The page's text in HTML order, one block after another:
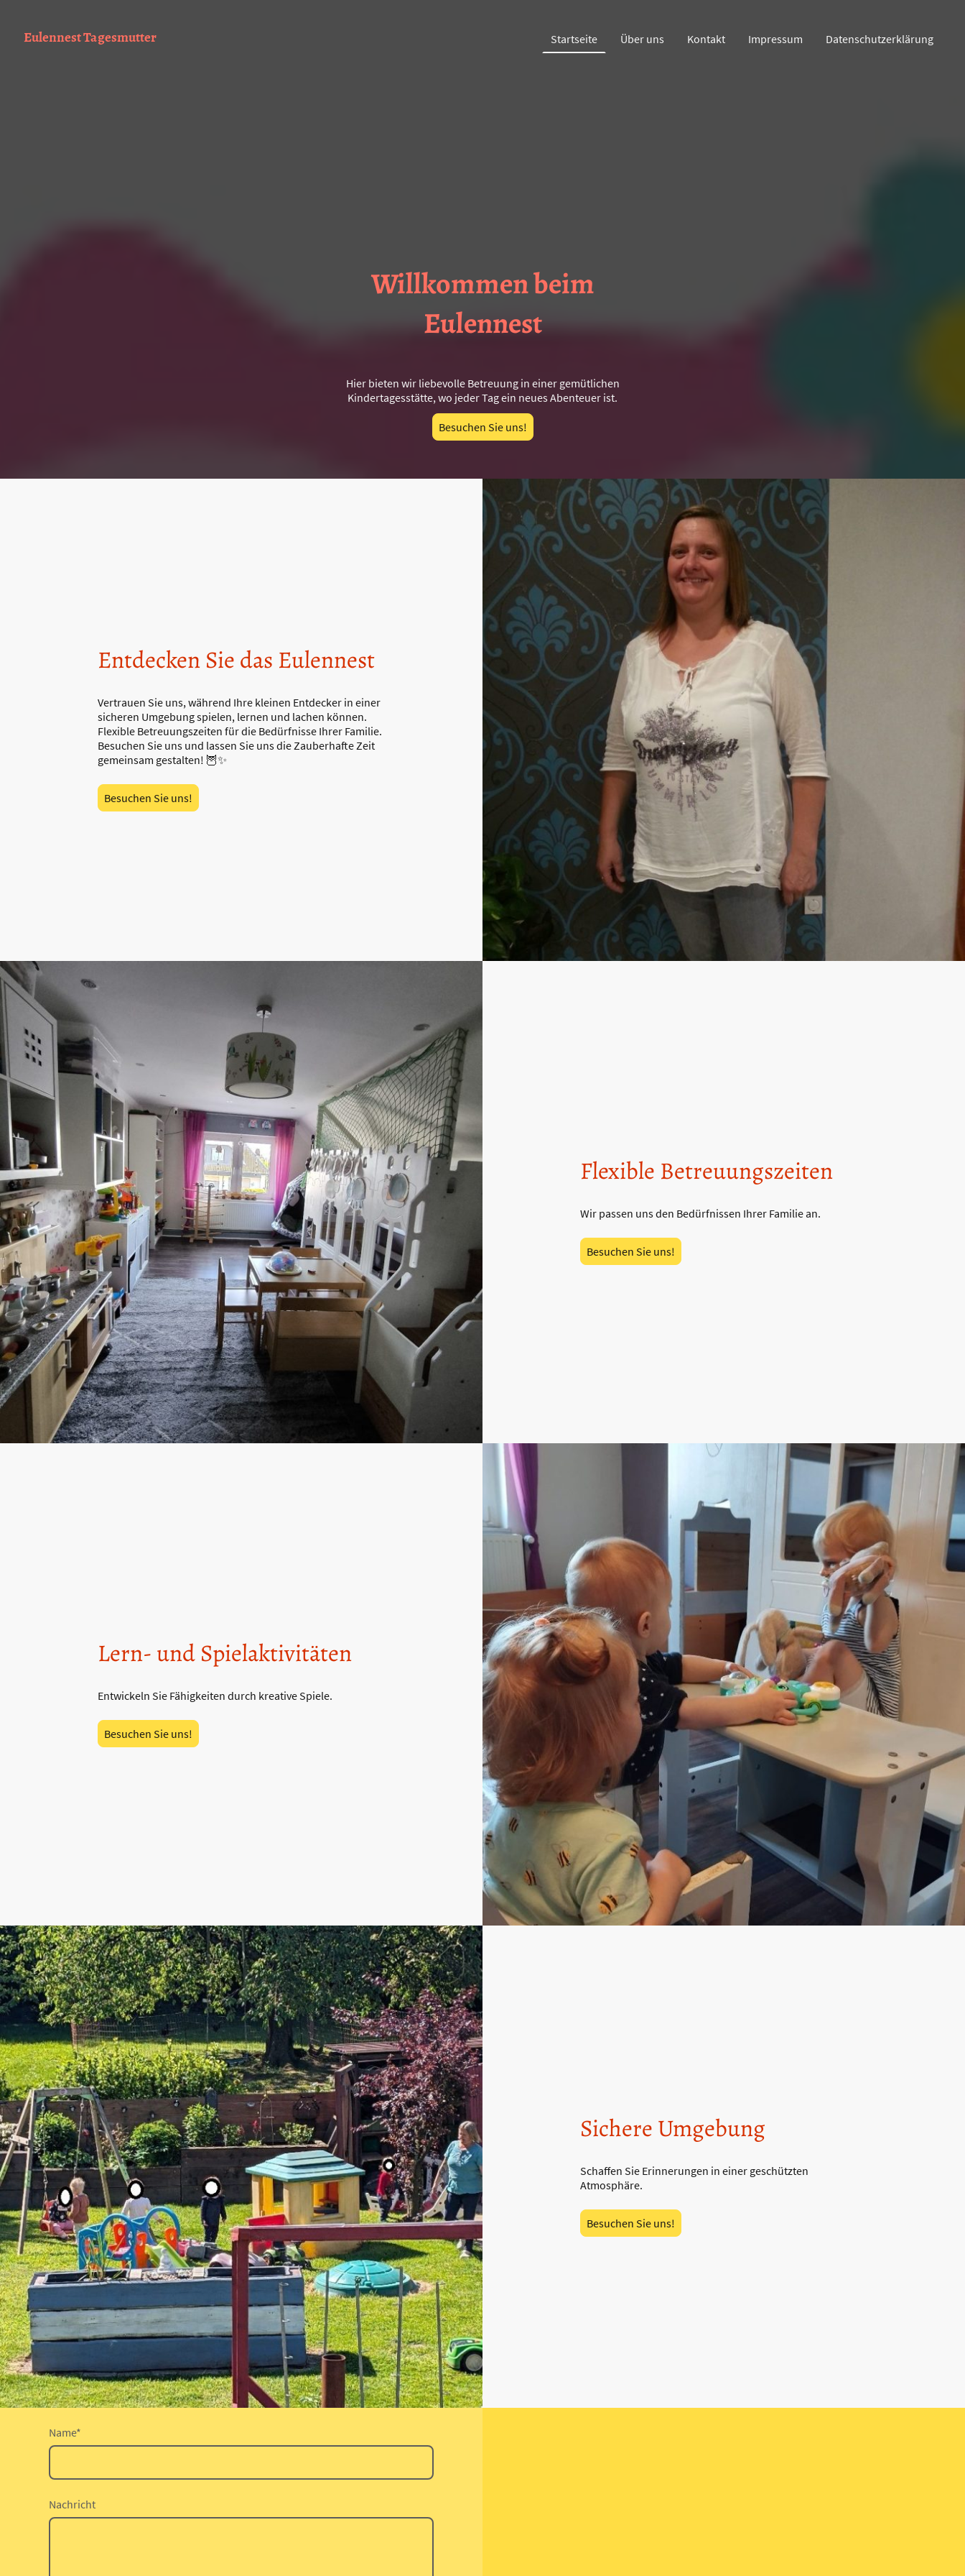
Eulennest Tagesmutter Startseite Über uns Kontakt Impressum Datenschutzerklärung
Willkommen beim
Eulennest
Hier bieten wir liebevolle Betreuung in einer gemütlichen
Kindertagesstätte, wo jeder Tag ein neues Abenteuer ist.
Besuchen Sie uns!
Entdecken Sie das Eulennest
Vertrauen Sie uns, während Ihre kleinen Entdecker in einer
sicheren Umgebung spielen, lernen und lachen können.
Flexible Betreuungszeiten für die Bedürfnisse Ihrer Familie.
Besuchen Sie uns und lassen Sie uns die Zauberhafte Zeit
gemeinsam gestalten! 🦉✨
Besuchen Sie uns!
Flexible Betreuungszeiten
Wir passen uns den Bedürfnissen Ihrer Familie an.
Besuchen Sie uns!
Lern- und Spielaktivitäten
Entwickeln Sie Fähigkeiten durch kreative Spiele.
Besuchen Sie uns!
Sichere Umgebung
Schaffen Sie Erinnerungen in einer geschützten
Atmosphäre.
Besuchen Sie uns!
Name*
Nachricht